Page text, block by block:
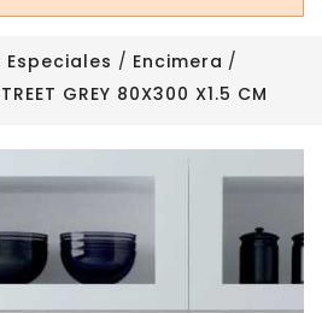
Especiales
Encimera
GREY 80X300 X1.5 CM